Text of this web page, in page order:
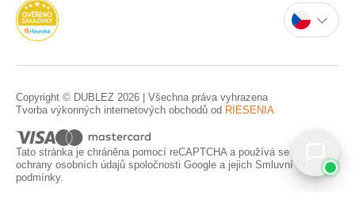
Copyright © DUBLEZ 2026 | Všechna práva vyhrazena
Tvorba výkonných internetových obchodů od RIESENIA
Tato stránka je chráněna pomocí reCAPTCHA a používá se
ochrany osobních údajů spoločnosti Google a jejich Smluvní
podmínky.